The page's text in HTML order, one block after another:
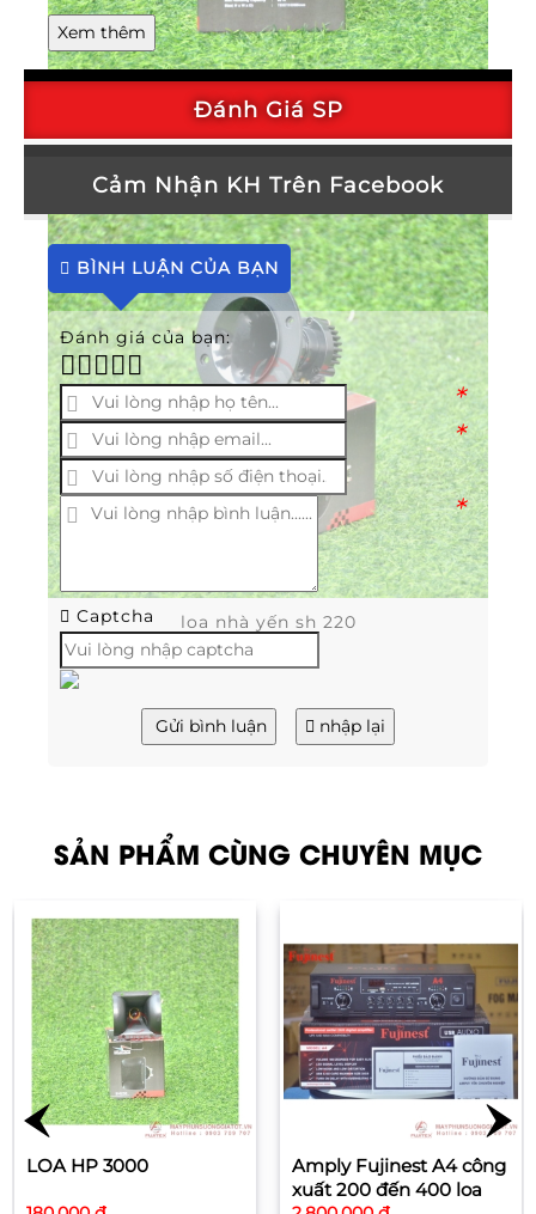
loa ru nhà yến sh 220
loa nhà yến sh 220
Xem thêm
Đánh Giá SP
Cảm Nhận KH Trên Facebook
BÌNH LUẬN CỦA BẠN
Đánh giá của bạn:
*
*
*
Captcha
Gửi bình luận nhập lại
SẢN PHẨM CÙNG CHUYÊN MỤC
Amply Fujinest A4 công
Loa nhà yến SH 230 (
HP 3000)